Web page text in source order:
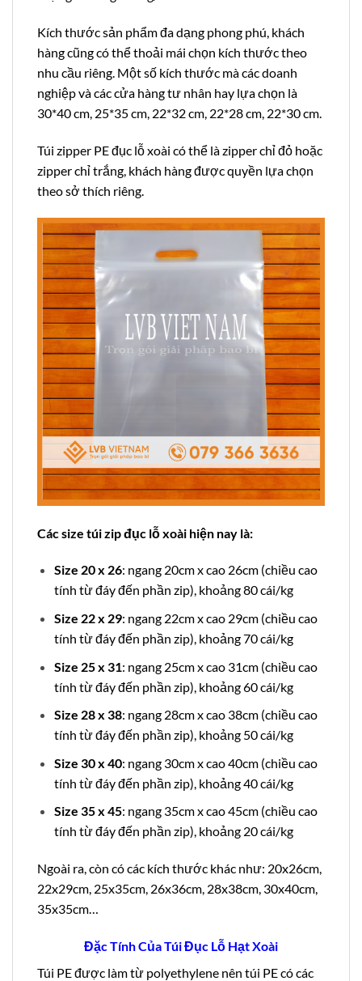
Kích thước sản phẩm đa dạng phong phú, khách
hàng cũng có thể thoải mái chọn kích thước theo
nhu cầu riêng. Một số kích thước mà các doanh
nghiệp và các cửa hàng tư nhân hay lựa chọn là
30*40 cm, 25*35 cm, 22*32 cm, 22*28 cm, 22*30 cm.
Túi zipper PE đục lỗ xoài có thể là zipper chỉ đỏ hoặc
zipper chỉ trắng, khách hàng được quyền lựa chọn
theo sở thích riêng.
Các size túi zip đục lỗ xoài hiện nay là:
Size 20 x 26: ngang 20cm x cao 26cm (chiều cao
tính từ đáy đến phần zip), khoảng 80 cái/kg
Size 22 x 29: ngang 22cm x cao 29cm (chiều cao
tính từ đáy đến phần zip), khoảng 70 cái/kg
Size 25 x 31: ngang 25cm x cao 31cm (chiều cao
tính từ đáy đến phần zip), khoảng 60 cái/kg
Size 28 x 38: ngang 28cm x cao 38cm (chiều cao
tính từ đáy đến phần zip), khoảng 50 cái/kg
Size 30 x 40: ngang 30cm x cao 40cm (chiều cao
tính từ đáy đến phần zip), khoảng 40 cái/kg
Size 35 x 45: ngang 35cm x cao 45cm (chiều cao
tính từ đáy đến phần zip), khoảng 20 cái/kg
Ngoài ra, còn có các kích thước khác như: 20x26cm,
22x29cm, 25x35cm, 26x36cm, 28x38cm, 30x40cm,
35x35cm…
Đặc Tính Của Túi Đục Lỗ Hạt Xoài
Túi PE được làm từ polyethylene nên túi PE có các